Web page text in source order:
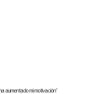
aumentado mi motivación”